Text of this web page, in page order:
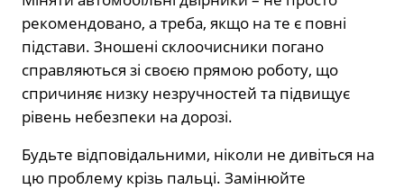
рекомендовано, а треба, якщо на те є повні
підстави. Зношені склоочисники погано
справляються зі своєю прямою роботу, що
спричиняє низку незручностей та підвищує
рівень небезпеки на дорозі.
Будьте відповідальними, ніколи не дивіться на
цю проблему крізь пальці. Замінюйте